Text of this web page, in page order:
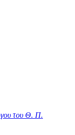
του Θ. Π.